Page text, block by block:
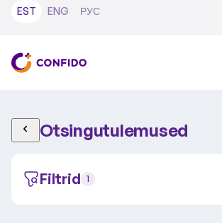
EST ENG РУС
Otsingutulemused
Filtrid 1